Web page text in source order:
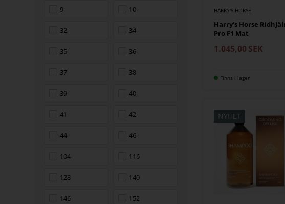
9 10
32 34
35 36
37 38
39 40
41 42
44 46
104 116
128 140
146 152
HARRY'S HORSE
Harry's Horse
Pro F1 Mat
1.045,00 SEK
Finns i lager
NYHET